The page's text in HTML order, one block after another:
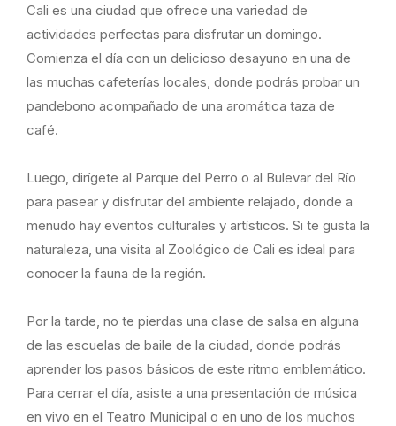
Cali es una ciudad que ofrece una variedad de
actividades perfectas para disfrutar un domingo.
Comienza el día con un delicioso desayuno en una de
las muchas cafeterías locales, donde podrás probar un
pandebono acompañado de una aromática taza de
café.
Luego, dirígete al Parque del Perro o al Bulevar del Río
para pasear y disfrutar del ambiente relajado, donde a
menudo hay eventos culturales y artísticos. Si te gusta la
naturaleza, una visita al Zoológico de Cali es ideal para
conocer la fauna de la región.
Por la tarde, no te pierdas una clase de salsa en alguna
de las escuelas de baile de la ciudad, donde podrás
aprender los pasos básicos de este ritmo emblemático.
Para cerrar el día, asiste a una presentación de música
en vivo en el Teatro Municipal o en uno de los muchos